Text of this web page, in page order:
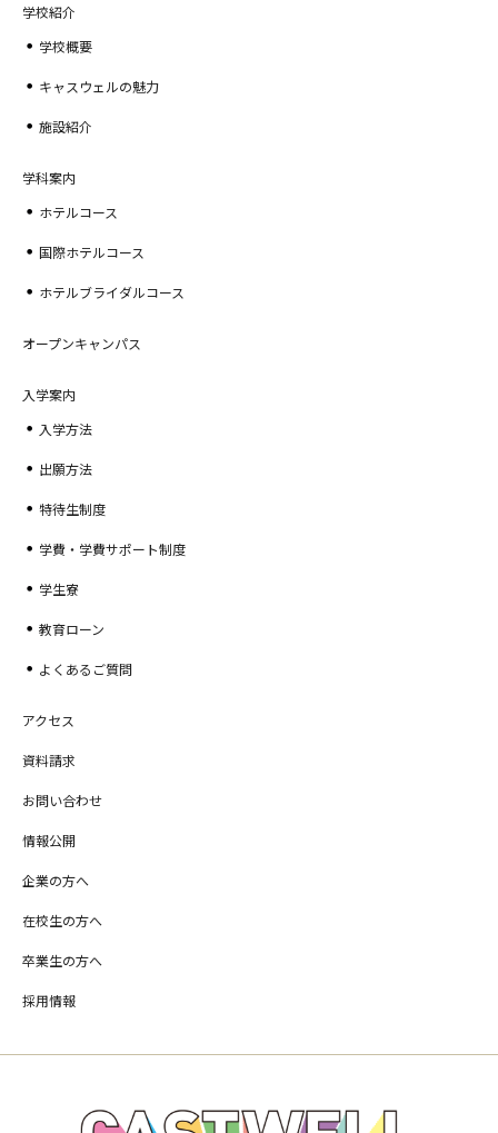
学校紹介
学校概要
キャスウェルの魅力
施設紹介
学科案内
ホテルコース
国際ホテルコース
ホテルブライダルコース
オープンキャンパス
入学案内
入学方法
出願方法
特待生制度
学費・学費サポート制度
学生寮
教育ローン
よくあるご質問
アクセス
資料請求
お問い合わせ
情報公開
企業の方へ
在校生の方へ
卒業生の方へ
採用情報